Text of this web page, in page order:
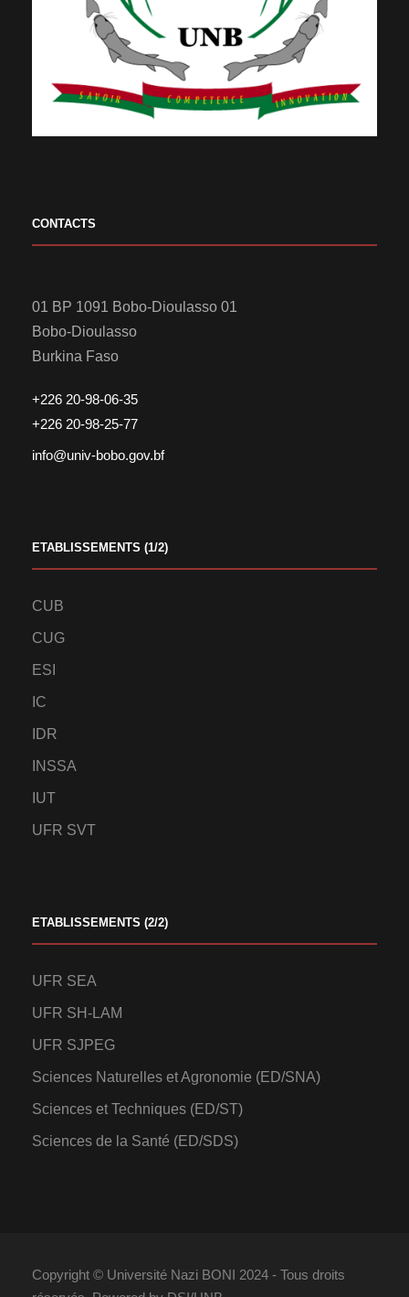
CONTACTS
01 BP 1091 Bobo-Dioulasso 01
Bobo-Dioulasso
Burkina Faso
+226 20-98-06-35
+226 20-98-25-77
info@univ-bobo.gov.bf
ETABLISSEMENTS (1/2)
CUB
CUG
ESI
IC
IDR
INSSA
IUT
UFR SVT
ETABLISSEMENTS (2/2)
UFR SEA
UFR SH-LAM
UFR SJPEG
Sciences Naturelles et Agronomie (ED/SNA)
Sciences et Techniques (ED/ST)
Sciences de la Santé (ED/SDS)
Copyright © Université Nazi BONI 2024 - Tous droits